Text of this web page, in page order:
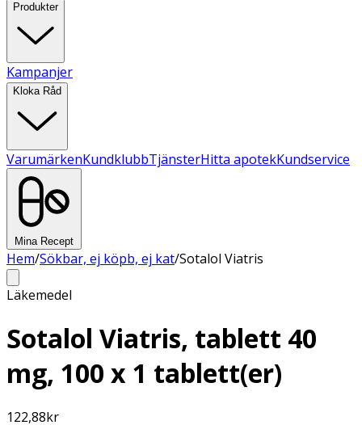
Produkter
Kampanjer
Kloka Råd
VarumärkenKundklubbTjänsterHitta apotekKundservice
Mina Recept
Hem/Sökbar, ej köpb, ej kat/Sotalol Viatris
Läkemedel
Sotalol Viatris, tablett 40
mg, 100 x 1 tablett(er)
122,88kr